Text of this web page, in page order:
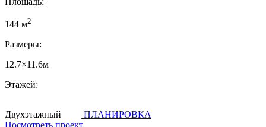
144 м2
Размеры:
12.7×11.6м
Этажей:
Двухэтажный
ПЛАНИРОВКА
Посмотреть проект